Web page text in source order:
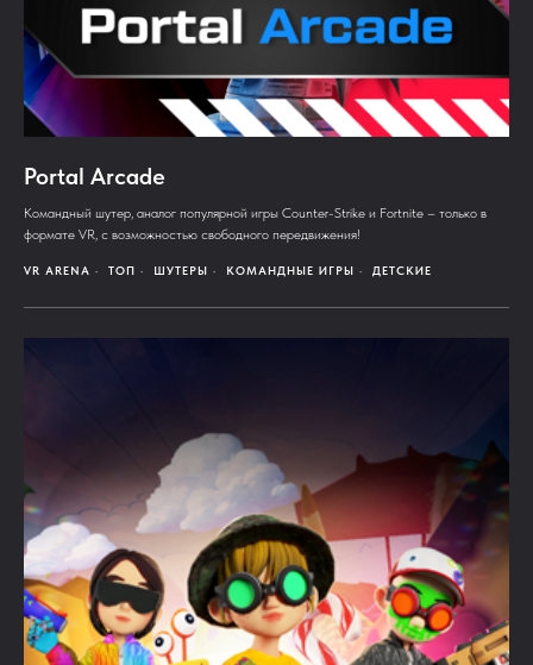
Portal Arcade
Командный шутер, аналог популярной игры Counter-Strike и Fortnite – только в
формате VR, с возможностью свободного передвижения!
VR ARENA ТОП ШУТЕРЫ КОМАНДНЫЕ ИГРЫ ДЕТСКИЕ